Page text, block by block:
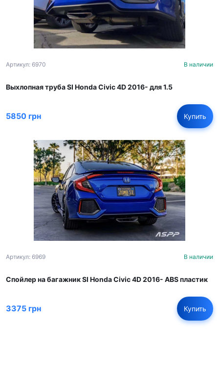
Артикул: 6970 В наличии
Выхлопная труба SI Honda Civic 4D 2016- для 1.5
5850 грн Купить
Артикул: 6969 В наличии
Спойлер на багажник SI Honda Civic 4D 2016- ABS пластик
3375 грн Купить